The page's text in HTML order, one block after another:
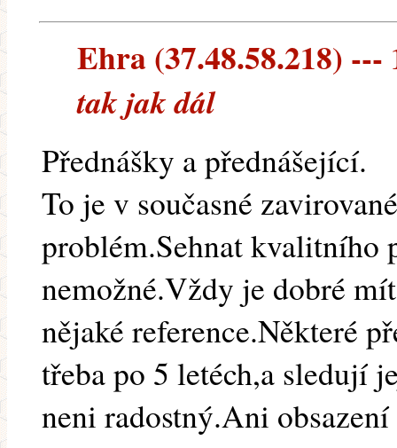
Ehra (37.48.58.218) ---
tak jak dál
Přednášky a přednášející.
To je v současné
problém.Sehnat kvalitního
nemožné.Vždy je dobré
nějaké reference.Některé
třeba po 5 letéch,a sledují
neni radostný.Ani